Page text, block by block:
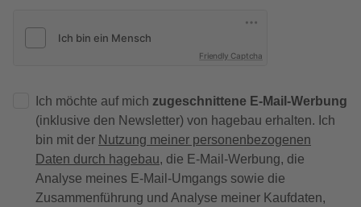
Friendly Captcha
Ich möchte auf mich zugeschnittene E-Mail-Werbung
(inklusive den Newsletter) von hagebau erhalten. Ich
bin mit der Nutzung meiner personenbezogenen
Daten durch hagebau, die E-Mail-Werbung, die
Analyse meines E-Mail-Umgangs sowie die
Zusammenführung und Analyse meiner Kaufdaten,